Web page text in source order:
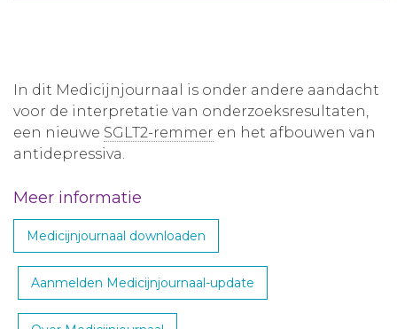
In dit Medicijnjournaal is onder andere aandacht
voor de interpretatie van onderzoeksresultaten,
een nieuwe SGLT2-remmer en het afbouwen van
antidepressiva.
Meer informatie
Medicijnjournaal downloaden
Aanmelden Medicijnjournaal-update